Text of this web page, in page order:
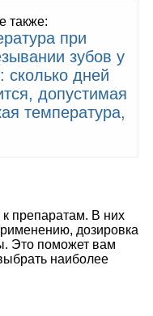
также:
при
зубов у
сколько дней
допустимая
температура,
к препаратам. В них
дозировка
Это поможет вам
наиболее